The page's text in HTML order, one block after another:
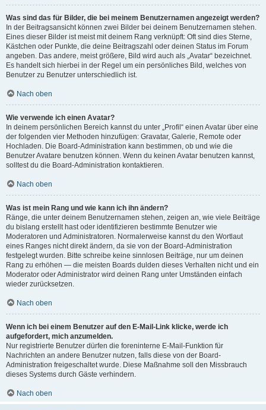
Was sind das für Bilder, die bei meinem Benutzernamen angezeigt werden?
In der Beitragsansicht können zwei Bilder bei deinem Benutzernamen stehen.
Eines dieser Bilder ist meist mit deinem Rang verknüpft: Oft sind dies Sterne,
Kästchen oder Punkte, die deine Beitragszahl oder deinen Status im Forum
angeben. Das andere, meist größere, Bild wird auch als „Avatar“ bezeichnet.
Es handelt sich hierbei in der Regel um ein persönliches Bild, welches von
Benutzer zu Benutzer unterschiedlich ist.
Nach oben
Wie verwende ich einen Avatar?
In deinem persönlichen Bereich kannst du unter „Profil“ einen Avatar über eine
der folgenden vier Methoden hinzufügen: Gravatar, Galerie, Remote oder
Hochladen. Die Board-Administration kann bestimmen, ob und wie die
Benutzer Avatare benutzen können. Wenn du keinen Avatar benutzen kannst,
solltest du die Board-Administration kontaktieren.
Nach oben
Was ist mein Rang und wie kann ich ihn ändern?
Ränge, die unter deinem Benutzernamen stehen, zeigen an, wie viele Beiträge
du bislang erstellt hast oder identifizieren bestimmte Benutzer wie
Moderatoren und Administratoren. Normalerweise kannst du den Wortlaut
eines Ranges nicht direkt ändern, da sie von der Board-Administration
festgelegt wurden. Bitte schreibe keine sinnlosen Beiträge, nur um deinen
Rang zu erhöhen — die meisten Boards dulden dieses Verhalten nicht und ein
Moderator oder Administrator wird deinen Rang unter Umständen einfach
wieder zurücksetzen.
Nach oben
Wenn ich bei einem Benutzer auf den E-Mail-Link klicke, werde ich
aufgefordert, mich anzumelden.
Nur registrierte Benutzer dürfen die foreninterne E-Mail-Funktion für
Nachrichten an andere Benutzer nutzen, falls diese von der Board-
Administration freigeschaltet wurde. Diese Maßnahme soll den Missbrauch
dieses Systems durch Gäste verhindern.
Nach oben